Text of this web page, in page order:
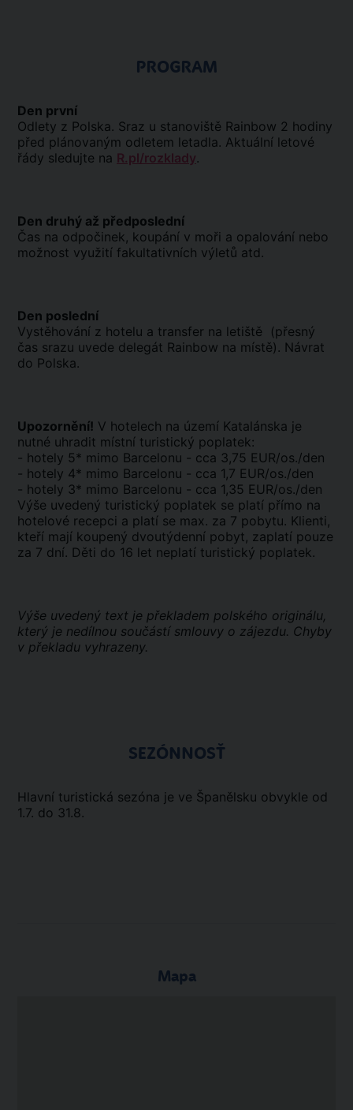
PROGRAM
Den první
Odlety z Polska. Sraz u stanoviště Rainbow 2 hodiny
před plánovaným odletem letadla. Aktuální letové
řády sledujte na R.pl/rozklady.
Den druhý až předposlední
Čas na odpočinek, koupání v moři a opalování nebo
možnost využití fakultativních výletů atd.
Den poslední
Vystěhování z hotelu a transfer na letiště (přesný
čas srazu uvede delegát Rainbow na místě). Návrat
do Polska.
Upozornění! V hotelech na území Katalánska je
nutné uhradit místní turistický poplatek:
- hotely 5* mimo Barcelonu - cca 3,75 EUR/os./den
- hotely 4* mimo Barcelonu - cca 1,7 EUR/os./den
- hotely 3* mimo Barcelonu - cca 1,35 EUR/os./den
Výše uvedený turistický poplatek se platí přímo na
hotelové recepci a platí se max. za 7 pobytu. Klienti,
kteří mají koupený dvoutýdenní pobyt, zaplatí pouze
za 7 dní. Děti do 16 let neplatí turistický poplatek.
Výše uvedený text je překladem polského originálu,
který je nedílnou součástí smlouvy o zájezdu. Chyby
v překladu vyhrazeny.
SEZÓNNOSŤ
Hlavní turistická sezóna je ve Španělsku obvykle od
1.7. do 31.8.
Mapa